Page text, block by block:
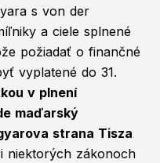
s von der
a ciele splnené
požiadať o finančné
vyplatené do 31.
v plnení
maďarský
strana Tisza
niektorých zákonoch